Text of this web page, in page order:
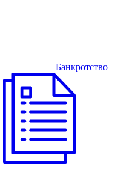
Банкротство